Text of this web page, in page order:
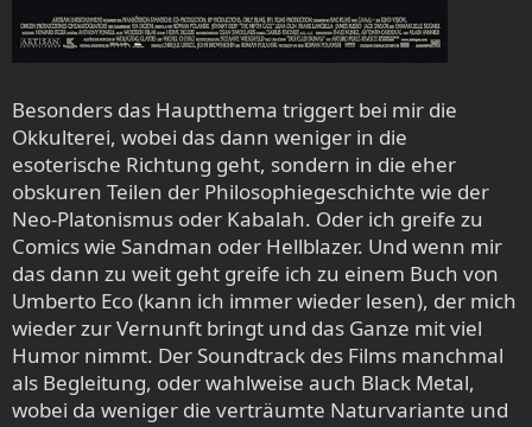
Besonders das Hauptthema triggert bei mir die
Okkulterei, wobei das dann weniger in die
esoterische Richtung geht, sondern in die eher
obskuren Teilen der Philosophiegeschichte wie der
Neo-Platonismus oder Kabalah. Oder ich greife zu
Comics wie Sandman oder Hellblazer. Und wenn mir
das dann zu weit geht greife ich zu einem Buch von
Umberto Eco (kann ich immer wieder lesen), der mich
wieder zur Vernunft bringt und das Ganze mit viel
Humor nimmt. Der Soundtrack des Films manchmal
als Begleitung, oder wahlweise auch Black Metal,
wobei da weniger die verträumte Naturvariante und